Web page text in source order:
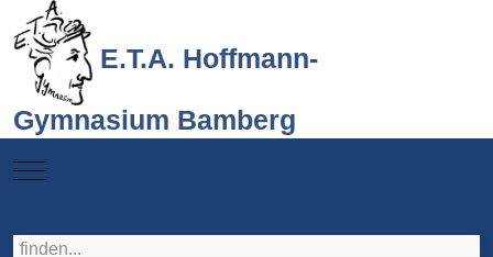
E.T.A. Hoffmann-
Gymnasium Bamberg
Mobile Menu Toggle